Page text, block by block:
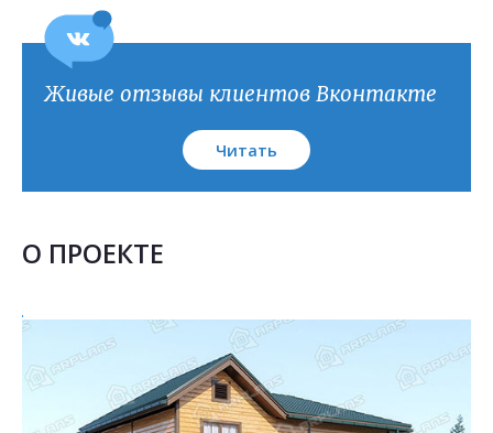
Живые отзывы клиентов Вконтакте
Читать
О ПРОЕКТЕ